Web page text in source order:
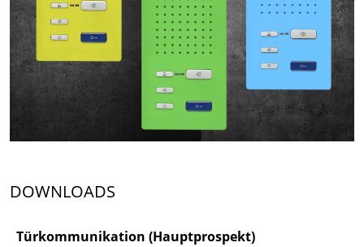
DOWNLOADS
Türkommunikation (Hauptprospekt)